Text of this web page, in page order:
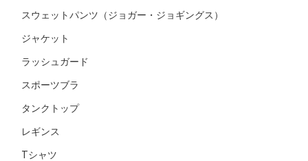
スウェットパンツ（ジョガー・ジョギングス）
ジャケット
ラッシュガード
スポーツブラ
タンクトップ
レギンス
Tシャツ